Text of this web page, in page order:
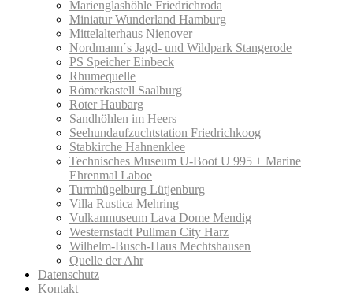
Marienglashöhle Friedrichroda
Miniatur Wunderland Hamburg
Mittelalterhaus Nienover
Nordmann´s Jagd- und Wildpark Stangerode
PS Speicher Einbeck
Rhumequelle
Römerkastell Saalburg
Roter Haubarg
Sandhöhlen im Heers
Seehundaufzuchtstation Friedrichkoog
Stabkirche Hahnenklee
Technisches Museum U-Boot U 995 + Marine
Ehrenmal Laboe
Turmhügelburg Lütjenburg
Villa Rustica Mehring
Vulkanmuseum Lava Dome Mendig
Westernstadt Pullman City Harz
Wilhelm-Busch-Haus Mechtshausen
Quelle der Ahr
Datenschutz
Kontakt